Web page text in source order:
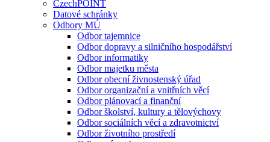
CzechPOINT
Datové schránky
Odbory MÚ
Odbor tajemnice
Odbor dopravy a silničního hospodářství
Odbor informatiky
Odbor majetku města
Odbor obecní živnostenský úřad
Odbor organizační a vnitřních věcí
Odbor plánovací a finanční
Odbor školství, kultury a tělovýchovy
Odbor sociálních věcí a zdravotnictví
Odbor životního prostředí